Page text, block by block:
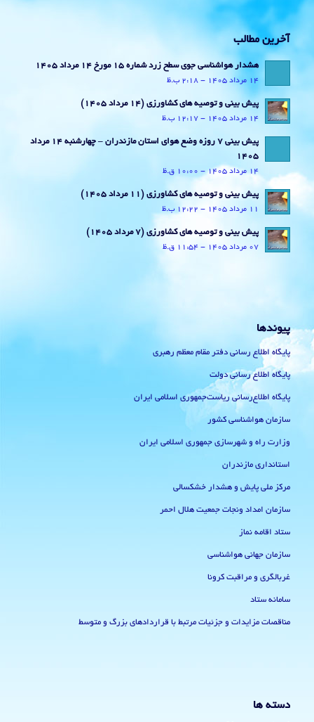
آخرین مطالب
هشدار هواشناسی جوی سطح زرد شماره 15 مورخ 14 مرداد 1405
14 مرداد 1405 - 2:18 ب.ظ
پیش بینی و توصیه های کشاورزی (14 مرداد ۱۴۰۵)
14 مرداد 1405 - 12:17 ب.ظ
پیش بینی 7 روزه وضع هوای استان مازندران – چهارشنبه 14 مرداد
1405
14 مرداد 1405 - 10:00 ق.ظ
پیش بینی و توصیه های کشاورزی (11 مرداد ۱۴۰۵)
11 مرداد 1405 - 12:22 ب.ظ
پیش بینی و توصیه های کشاورزی (7 مرداد ۱۴۰۵)
07 مرداد 1405 - 11:54 ق.ظ
پیوندها
پایگاه اطلاع رسانی دفتر مقام معظم رهبری
پایگاه اطلاع رسانی دولت
پایگاه اطلاع‌رسانی ریاست‌جمهوری اسلامی ایران
سازمان هواشناسی کشور
وزارت راه و شهرسازی جمهوری اسلامی ایران
استانداری مازندران
مرکز ملی پایش و هشدار خشکسالی
سازمان امداد ونجات جمعیت هلال احمر
ستاد اقامه نماز
سازمان جهانی هواشناسی
غربالگری و مراقبت کرونا
سامانه ستاد
مناقصات مزایدات و جزئیات مرتبط با قراردادهای بزرگ و متوسط
دسته ها